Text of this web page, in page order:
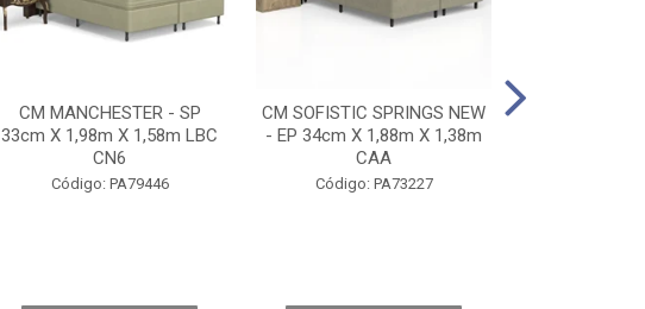
CM MANCHESTER - SP
33cm X 1,98m X 1,58m LBC
CN6
Código: PA79446
CM SOFISTIC SPRINGS NEW
- EP 34cm X 1,88m X 1,38m
CAA
Código: PA73227